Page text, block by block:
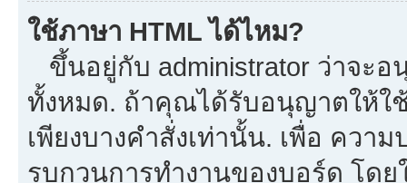
ใช้ภาษา HTML ได้ไหม?
ขึ้นอยู่กับ administrator ว่าจะ
ทั้งหมด. ถ้าคุณได้รับอนุญาตให้ใ
เพียงบางคำสั่งเท่านั้น. เพื่อ ควา
รบกวนการทำงานของบอร์ด โด